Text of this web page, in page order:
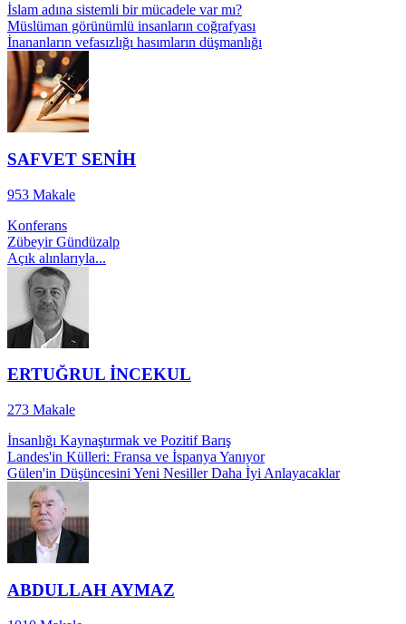
İslam adına sistemli bir mücadele var mı?
Müslüman görünümlü insanların coğrafyası
İnananların vefasızlığı hasımların düşmanlığı
SAFVET SENİH
953 Makale
Konferans
Zübeyir Gündüzalp
Açık alınlarıyla...
ERTUĞRUL İNCEKUL
273 Makale
İnsanlığı Kaynaştırmak ve Pozitif Barış
Landes'in Külleri: Fransa ve İspanya Yanıyor
Gülen'in Düşüncesini Yeni Nesiller Daha İyi Anlayacaklar
ABDULLAH AYMAZ